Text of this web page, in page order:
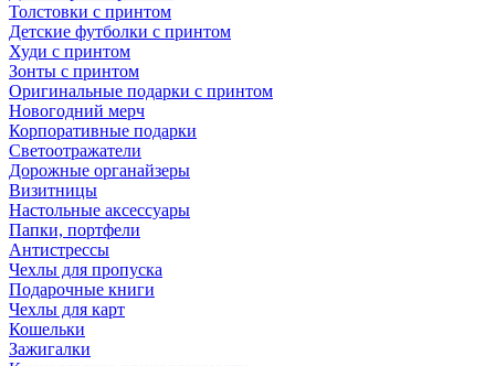
Толстовки с принтом
Детские футболки с принтом
Худи с принтом
Зонты с принтом
Оригинальные подарки с принтом
Новогодний мерч
Корпоративные подарки
Светоотражатели
Дорожные органайзеры
Визитницы
Настольные аксессуары
Папки, портфели
Антистрессы
Чехлы для пропуска
Подарочные книги
Чехлы для карт
Кошельки
Зажигалки